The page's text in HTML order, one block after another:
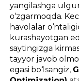
yangilashga
o‘zgarmoqda.
havolalar
kurashayotgan
saytingizga
tayyor javob
egasi bo‘lsangiz,